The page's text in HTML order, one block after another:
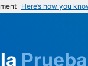
Here’s how you
la Prueba